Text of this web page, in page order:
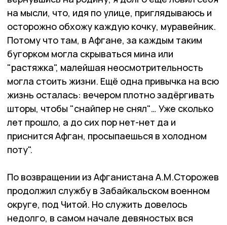
на мысли, что, идя по улице, приглядываюсь и
осторожно обхожу каждую кочку, муравейник.
Потому что там, в Афгане, за каждым таким
бугорком могла скрываться мина или
"растяжка", малейшая неосмотрительность
могла стоить жизни. Ещё одна привычка на всю
жизнь осталась: вечером плотно задёргивать
шторы, чтобы "снайпер не снял"… Уже сколько
лет прошло, а до сих пор нет-нет да и
приснится Афган, просыпаешься в холодном
поту".
По возвращении из Афганистана А.М.Сторожев
продолжил службу в Забайкальском военном
округе, под Читой. Но служить довелось
недолго, в самом начале девяностых вся